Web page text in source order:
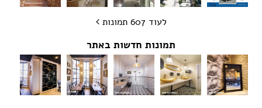
לעוד 607 תמונות
תמונות חדשות באתר